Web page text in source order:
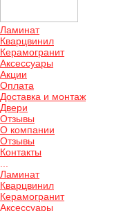
Ламинат
Кварцвинил
Керамогранит
Аксессуары
Акции
Оплата
Доставка и монтаж
Двери
Отзывы
О компании
Отзывы
Контакты
Ламинат
Кварцвинил
Керамогранит
Аксессуары